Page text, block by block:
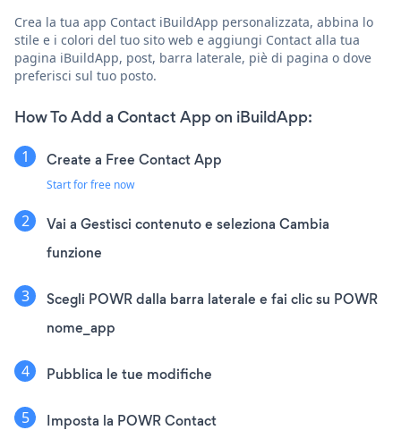
Crea la tua app Contact iBuildApp personalizzata, abbina lo
stile e i colori del tuo sito web e aggiungi Contact alla tua
pagina iBuildApp, post, barra laterale, piè di pagina o dove
preferisci sul tuo posto.
How To Add a Contact App on iBuildApp:
Create a Free Contact App
Start for free now
Vai a Gestisci contenuto e seleziona Cambia
funzione
Scegli POWR dalla barra laterale e fai clic su POWR
nome_app
Pubblica le tue modifiche
Imposta la POWR Contact